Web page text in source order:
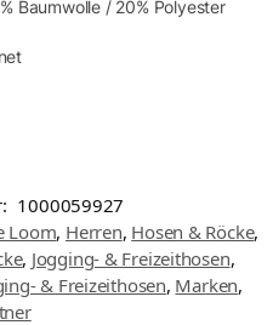
Baumwolle / 20% Polyester
1000059927
Loom, Herren, Hosen & Röcke,
, Jogging- & Freizeithosen,
& Freizeithosen, Marken,